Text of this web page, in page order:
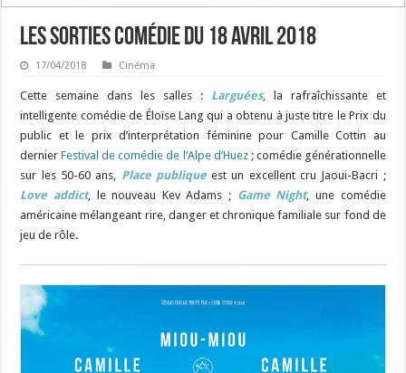
Les sorties Comédie du 18 avril 2018
17/04/2018 Cinéma
Cette semaine dans les salles : Larguées, la rafraîchissante et
intelligente comédie de Éloïse Lang qui a obtenu à juste titre le Prix du
public et le prix d’interprétation féminine pour Camille Cottin au
dernierFestival de comédie de l’Alpe d’Huez; comédie générationnelle
sur les 50-60 ans, Place publiqueest un excellent cru Jaoui-Bacri ;
Love addict, le nouveau Kev Adams ; Game Night, une comédie
américaine mélangeant rire, danger et chronique familiale sur fond de
jeu de rôle.